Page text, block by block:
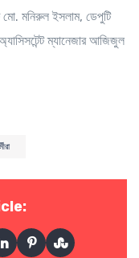
মো. মনিরুল ইসলাম, ডেপুটি
ম্যানেজার আজিজুল